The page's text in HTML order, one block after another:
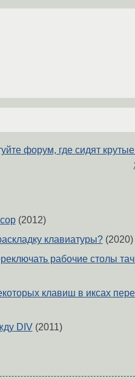
форум, где сидят
(2012)
клавиатуры?(2020)
рабочие столы
клавиш в иксах
DIV (2011)